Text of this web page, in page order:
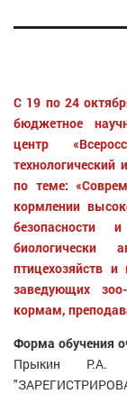
С 19 по 24
бюджетное
центр
технологический
по теме:
кормлении
безопасности
биологически
птицехозяйств
заведующих
кормам,
Форма обучения
Прыкин Р.А.